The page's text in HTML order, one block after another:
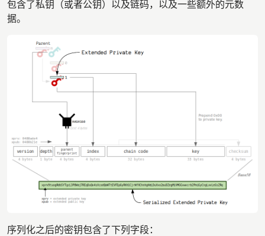
包含了私钥（或者公钥）以及链码，以及一些额外的元数
据。
序列化之后的密钥包含了下列字段：